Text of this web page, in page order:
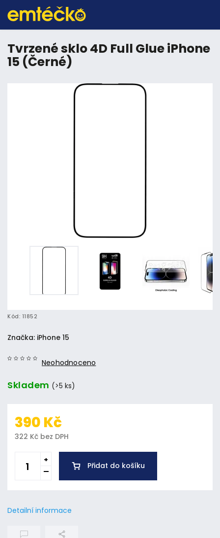
Tvrzené sklo 4D Full Glue iPhone
15 (Černé)
Kód: 11852
Neohodnoceno
Značka: iPhone 15
Skladem (>5 ks)
390 Kč
322 Kč bez DPH
Přidat do košíku
Detailní informace